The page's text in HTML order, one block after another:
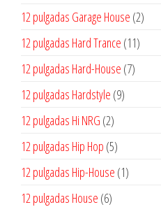
productos
12 pulgadas Garage House 22
12 pulgadas Hard Trance 1111
12 pulgadas Hard-House 77
12 pulgadas Hardstyle 99
12 pulgadas Hi NRG 22
productos
12 pulgadas Hip Hop 55
productos
12 pulgadas Hip-House 11
12 pulgadas House 66